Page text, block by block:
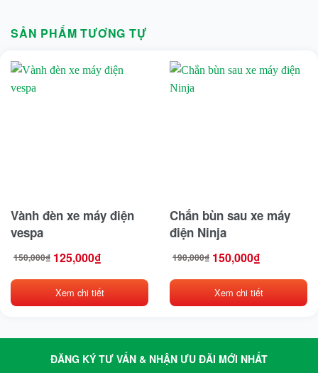
SẢN PHẨM TƯƠNG TỰ
Vành đèn xe máy điện
vespa
150,000₫
Giá
gốc
150,000₫.
125,000₫
Giá
hiện
là:
125,000₫.
Xem chi tiết
Chắn bùn sau xe máy
điện Ninja
190,000₫
Giá
gốc
190,000₫.
150,000₫
Giá
hiện
là:
150,000₫.
Xem chi tiết
ĐĂNG KÝ TƯ VẤN & NHẬN ƯU ĐÃI MỚI NHẤT